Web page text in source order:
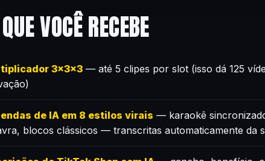
VOCÊ RECEBE
3×3×3 — até 5 clipes por slot (isso dá 125
de IA em 8 estilos virais — karaokê
blocos clássicos — transcritas automaticamente da